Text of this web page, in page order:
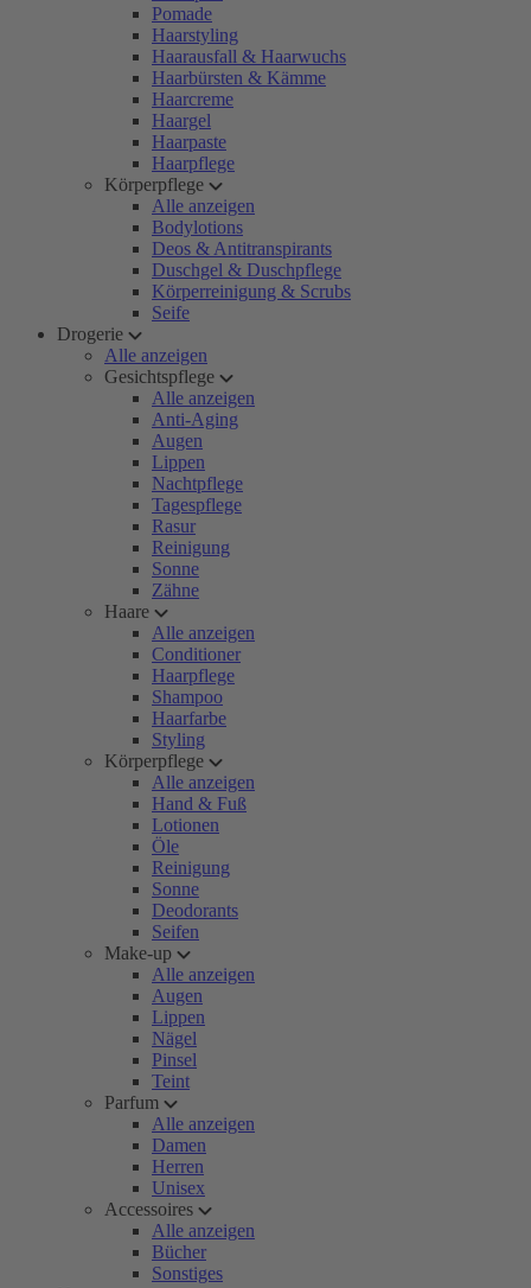
Pomade
Haarstyling
Haarausfall & Haarwuchs
Haarbürsten & Kämme
Haarcreme
Haargel
Haarpaste
Haarpflege
Körperpflege
Alle anzeigen
Bodylotions
Deos & Antitranspirants
Duschgel & Duschpflege
Körperreinigung & Scrubs
Seife
Drogerie
Alle anzeigen
Gesichtspflege
Alle anzeigen
Anti-Aging
Augen
Lippen
Nachtpflege
Tagespflege
Rasur
Reinigung
Sonne
Zähne
Haare
Alle anzeigen
Conditioner
Haarpflege
Shampoo
Haarfarbe
Styling
Körperpflege
Alle anzeigen
Hand & Fuß
Lotionen
Öle
Reinigung
Sonne
Deodorants
Seifen
Make-up
Alle anzeigen
Augen
Lippen
Nägel
Pinsel
Teint
Parfum
Alle anzeigen
Damen
Herren
Unisex
Accessoires
Alle anzeigen
Bücher
Sonstiges